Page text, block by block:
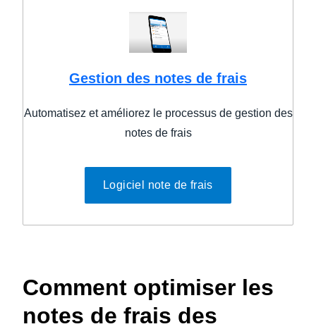
Gestion des notes de frais
Automatisez et améliorez le processus de gestion des
notes de frais
Logiciel note de frais
Comment optimiser les
notes de frais des